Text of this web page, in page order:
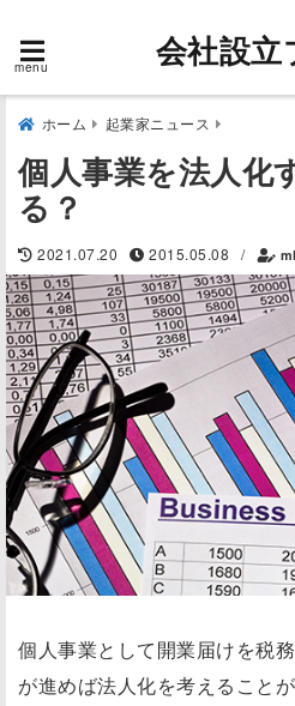
menu 会社設立
ホーム 起業家ニュース
個人事業を法人化
る？
2021.07.20 2015.05.08 /
個人事業として開業届けを税
が進めば法人化を考えること